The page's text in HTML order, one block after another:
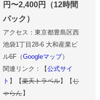
円〜2,400円（12時間
パック）
アクセス：東京都豊島区西
池袋1丁目28-6 大和産業ビ
ル6F（Googleマップ）
関連リンク：【公式サイ
ト 】【楽天トラベル】【じ
ゃらん 】